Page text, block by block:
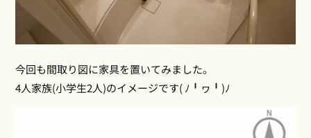
今回も間取り図に家具を置いてみました。
4人家族(小学生2人)のイメージです( ﾉ╹ヮ╹)ﾉ